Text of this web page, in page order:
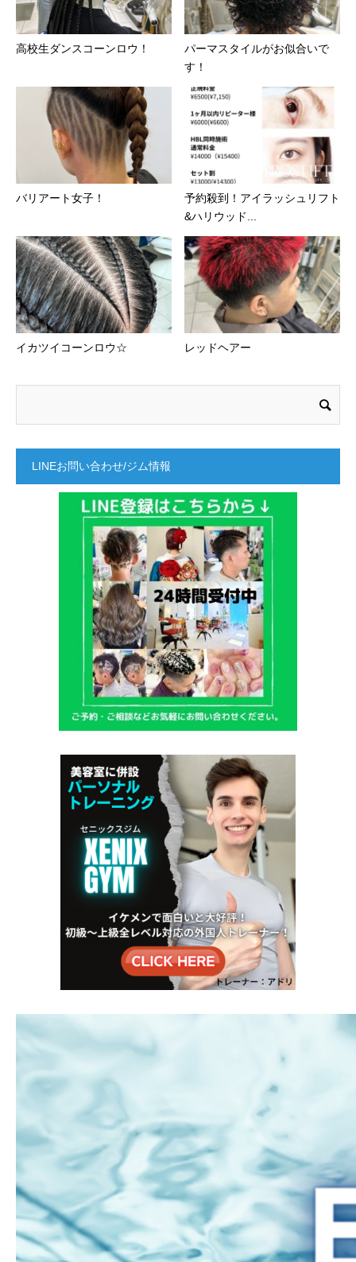
高校生ダンスコーンロウ！
パーマスタイルがお似合いで
す！
バリアート女子！
予約殺到！アイラッシュリフト
&ハリウッド...
イカツイコーンロウ☆ レッドヘアー
LINEお問い合わせ/ジム情報